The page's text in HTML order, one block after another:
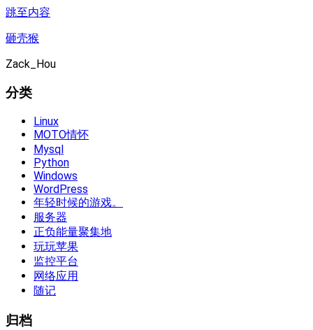
跳至内容
砸壳猴
Zack_Hou
分类
Linux
MOTO情怀
Mysql
Python
Windows
WordPress
年轻时候的游戏。
服务器
正负能量聚集地
玩玩苹果
监控平台
网络应用
随记
归档